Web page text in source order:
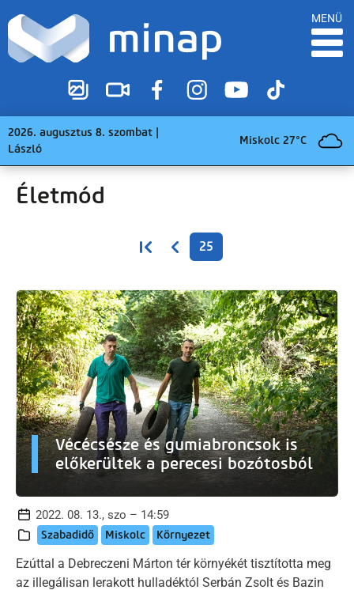
MENÜ
2026. augusztus 8. szombat |
László
Miskolc 27°C
Életmód
Első oldalElőző oldal
25
Vécécsésze és gumiabroncsok is
előkerültek a perecesi bozótosból
2022. 08. 13., szo – 14:59
Szabadidő Miskolc Környezet
Ezúttal a Debreczeni Márton tér környékét tisztította meg
az illegálisan lerakott hulladéktól Serbán Zsolt és Bazin